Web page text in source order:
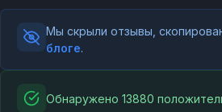
Мы скрыли отзывы,
блоге.
Обнаружено 13880